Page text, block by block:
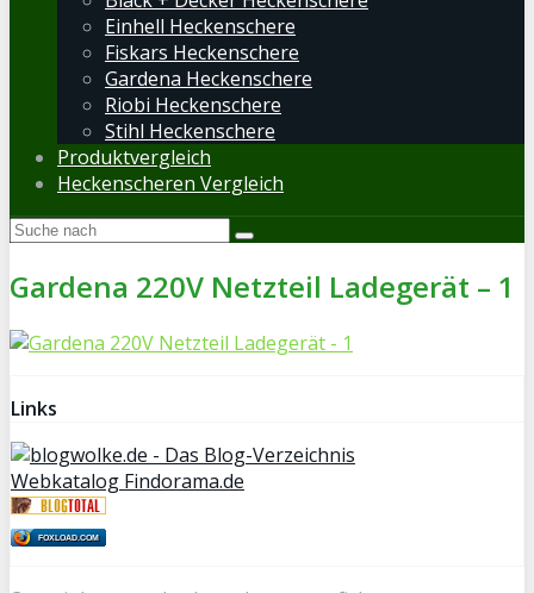
Einhell Heckenschere
Fiskars Heckenschere
Gardena Heckenschere
Riobi Heckenschere
Stihl Heckenschere
Produktvergleich
Heckenscheren Vergleich
Gardena 220V Netzteil Ladegerät – 1
Links
Webkatalog Findorama.de
FOXLOAD.COM